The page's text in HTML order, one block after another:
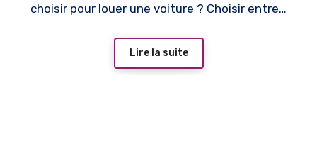
choisir pour louer une voiture ? Choisir entre…
Lire la suite